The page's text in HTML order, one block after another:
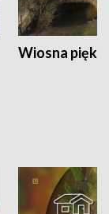
Wiosna